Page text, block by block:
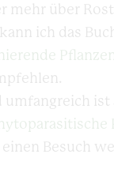
mehr über
ich das
umfangreich ist
einen Besuch